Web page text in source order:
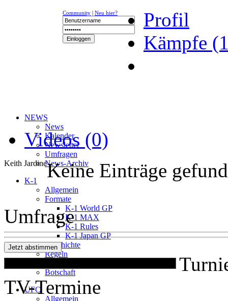
Community | Neu hier?
NEWS
News
Kalender
Newsletter
Umfragen
News-Archiv
K-1
Allgemein
Formate
K-1 World GP
K-1 MAX
K-1 Rules
K-1 Japan GP
Geschichte
Regeln
Botschaft
UFC
Allgemein
Profil
Kämpfe
Videos (0)
Keith JardineKeine Einträge
Umfrage
TV-Termine